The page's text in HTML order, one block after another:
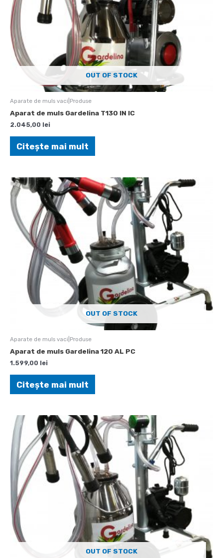
OUT OF STOCK
Aparate de muls vaci|Produse
Aparat de muls Gardelina T130 IN IC
2.045,00 lei
Citește mai mult
OUT OF STOCK
Aparate de muls vaci|Produse
Aparat de muls Gardelina 120 AL PC
1.599,00 lei
Citește mai mult
OUT OF STOCK